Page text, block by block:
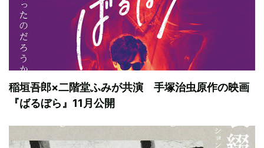
稲垣吾郎×二階堂ふみが共演 手塚治虫原作の映画
『ばるぼら』11月公開